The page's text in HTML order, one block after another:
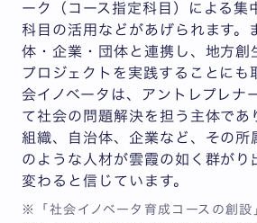
ーク（コース指定科目）による集
科目の活用などがあげられます。
体・企業・団体と連携し、地方創
プロジェクトを実践することにも
会イノベータは、アントレプレナ
て社会の問題解決を担う主体であ
組織、自治体、企業など、その所
のような人材が雲霞の如く群がり
変わると信じています。
※「社会イノベータ育成コースの創